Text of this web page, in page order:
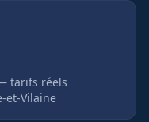
tarifs réels
et-Vilaine